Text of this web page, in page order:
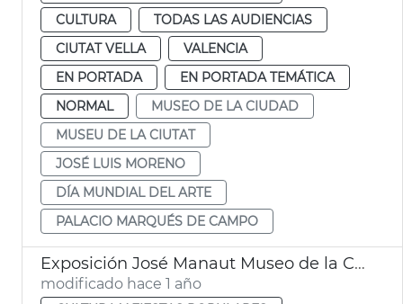
CULTURA
TODAS LAS AUDIENCIAS
CIUTAT VELLA
VALENCIA
EN PORTADA
EN PORTADA TEMÁTICA
NORMAL
MUSEO DE LA CIUDAD
MUSEU DE LA CIUTAT
JOSÉ LUIS MORENO
DÍA MUNDIAL DEL ARTE
PALACIO MARQUÉS DE CAMPO
Exposición José Manaut Museo de la Ciudad València
modificado hace 1 año